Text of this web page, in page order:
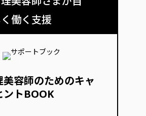
働く支援
美容師のためのキャ
ントBOOK